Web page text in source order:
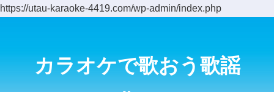
https://utau-karaoke-4419.com/wp-admin/index.php
カラオケで歌おう歌謡